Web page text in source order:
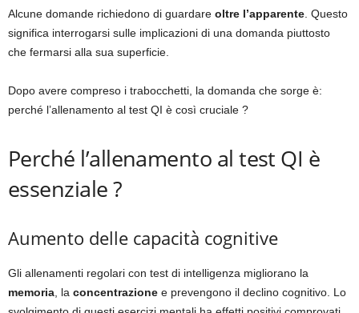
Alcune domande richiedono di guardare oltre l’apparente . Questo
significa interrogarsi sulle implicazioni di una domanda piuttosto
che fermarsi alla sua superficie.
Dopo avere compreso i trabocchetti, la domanda che sorge è:
perché l’allenamento al test QI è così cruciale ?
Perché l’allenamento al test QI è
essenziale ?
Aumento delle capacità cognitive
Gli allenamenti regolari con test di intelligenza migliorano la
memoria , la concentrazione e prevengono il declino cognitivo. Lo